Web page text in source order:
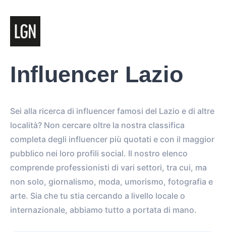
Influencer Lazio
Sei alla ricerca di influencer famosi del Lazio e di altre
località? Non cercare oltre la nostra classifica
completa degli influencer più quotati e con il maggior
pubblico nei loro profili social. Il nostro elenco
comprende professionisti di vari settori, tra cui, ma
non solo, giornalismo, moda, umorismo, fotografia e
arte. Sia che tu stia cercando a livello locale o
internazionale, abbiamo tutto a portata di mano.